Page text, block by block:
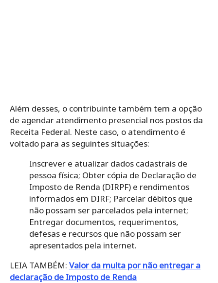
Além desses, o contribuinte também tem a opção
de agendar atendimento presencial nos postos da
Receita Federal. Neste caso, o atendimento é
voltado para as seguintes situações:
Inscrever e atualizar dados cadastrais de
pessoa física; Obter cópia de Declaração de
Imposto de Renda (DIRPF) e rendimentos
informados em DIRF; Parcelar débitos que
não possam ser parcelados pela internet;
Entregar documentos, requerimentos,
defesas e recursos que não possam ser
apresentados pela internet.
LEIA TAMBÉM: Valor da multa por não entregar a
declaração de Imposto de Renda